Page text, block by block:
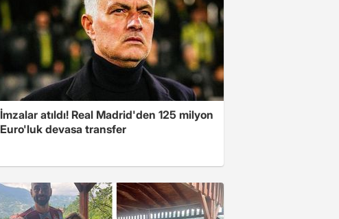
İmzalar atıldı! Real Madrid'den 125 milyon
Euro'luk devasa transfer